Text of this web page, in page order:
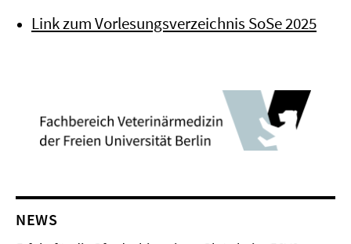
Link zum Vorlesungsverzeichnis SoSe 2025
NEWS